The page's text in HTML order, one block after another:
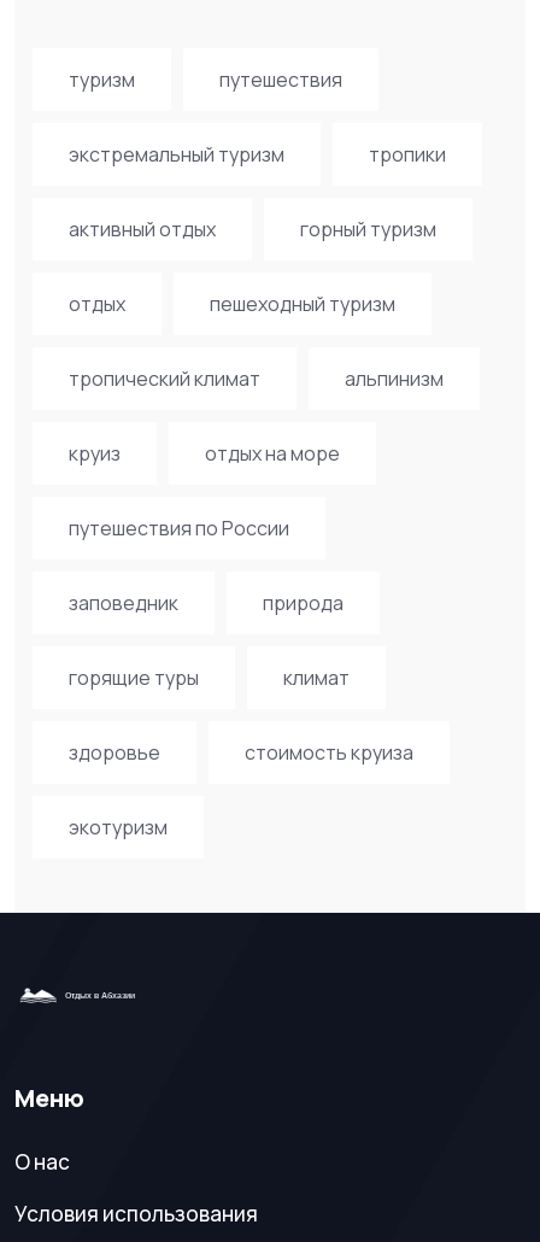
туризм путешествия
экстремальный туризм тропики
активный отдых горный туризм
отдых пешеходный туризм
тропический климат альпинизм
круиз отдых на море
путешествия по России
заповедник природа
горящие туры климат
здоровье стоимость круиза
экотуризм
Меню
О нас
Условия использования